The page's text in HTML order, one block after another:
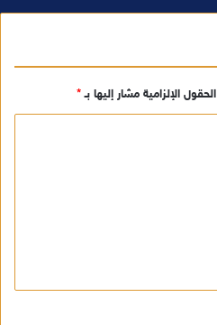
الحقول الإلزامية مشار إليها بـ*